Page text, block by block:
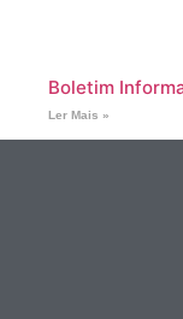
Boletim
Ler Mais »